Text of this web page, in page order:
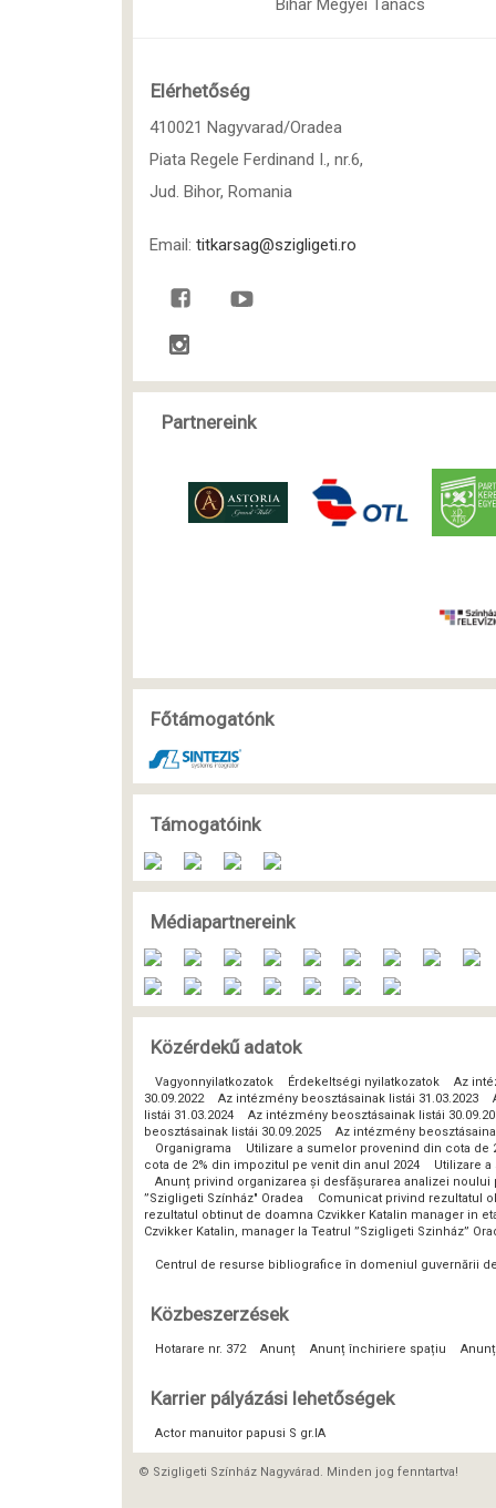
Bihar Megyei Tanács
Elérhetőség
410021 Nagyvarad/Oradea
Piata Regele Ferdinand I., nr.6,
Jud. Bihor, Romania
Email: titkarsag@szigligeti.ro
Partnereink
Főtámogatónk
Támogatóink
Médiapartnereink
Közérdekű adatok
Vagyonnyilatkozatok Érdekeltségi nyilatkozatok
Az
30.09.2022
Az intézmény beosztásainak listái 31.03.2023
listái 31.03.2024
Az intézmény beosztásainak listái
beosztásainak listái 30.09.2025
Az intézmény
Organigrama
Utilizare a sumelor provenind din cota
cota de 2% din impozitul pe venit din anul 2024
Utilizare
Anunț privind organizarea și desfășurarea analizei
”Szigligeti Színház" Oradea
Comunicat privind rezultatul
rezultatul obtinut de doamna Czvikker Katalin manager in
Czvikker Katalin, manager la Teatrul ”Szigligeti Szinház”
Centrul de resurse bibliografice în domeniul guvernării
Közbeszerzések
Hotarare nr. 372 Anunț Anunț închiriere spațiu
Karrier pályázási lehetőségek
Actor manuitor papusi S gr.IA
© Szigligeti Színház Nagyvárad. Minden jog fenntartva!